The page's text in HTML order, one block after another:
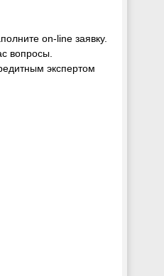
on-line заявку.
вопросы.
экспертом